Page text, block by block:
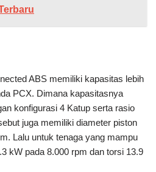
ABS memiliki kapasitas lebih
PCX. Dimana kapasitasnya
konfigurasi 4 Katup serta rasio
juga memiliki diameter piston
Lalu untuk tenaga yang mampu
kW pada 8.000 rpm dan torsi 13.9